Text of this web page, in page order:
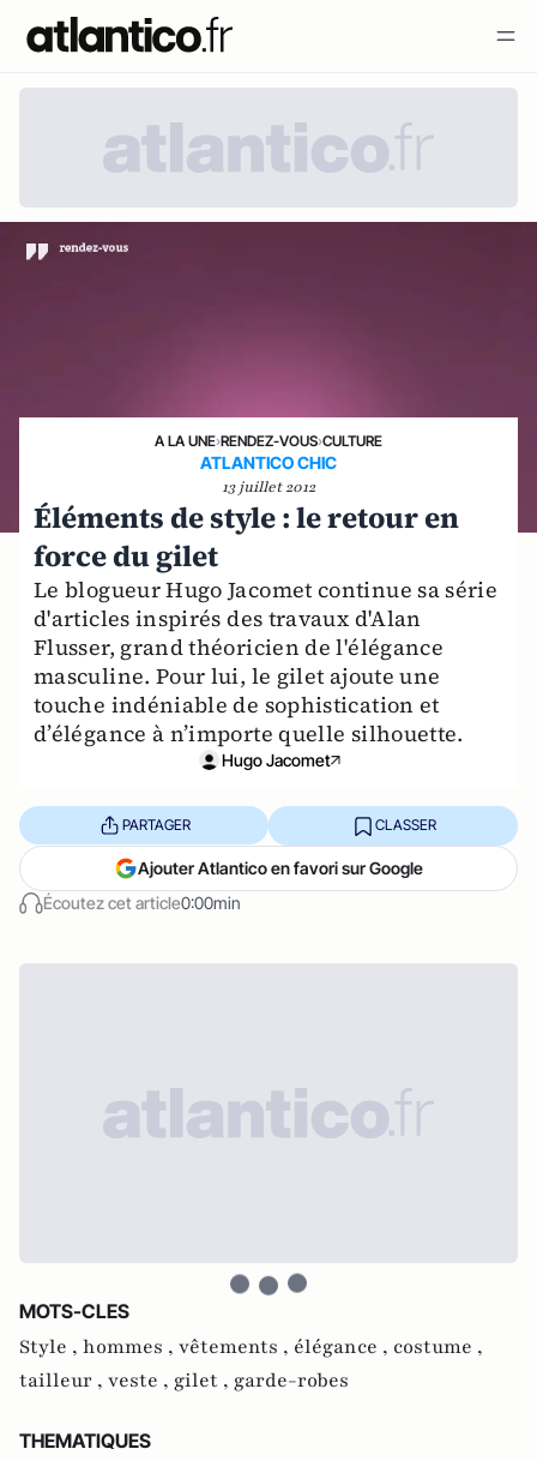
A LA UNE›RENDEZ-VOUS›CULTURE
ATLANTICO CHIC
13 juillet 2012
Éléments de style : le retour en
force du gilet
Le blogueur Hugo Jacomet continue sa série
d'articles inspirés des travaux d'Alan
Flusser, grand théoricien de l'élégance
masculine. Pour lui, le gilet ajoute une
touche indéniable de sophistication et
d’élégance à n’importe quelle silhouette.
Hugo Jacomet
Écoutez cet article0:00min
PARTAGER CLASSER
Ajouter Atlantico en favori sur Google
MOTS-CLES
Style , hommes , vêtements , élégance , costume ,
tailleur , veste , gilet , garde-robes
THEMATIQUES